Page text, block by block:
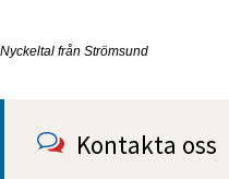
Nyckeltal från Strömsund
Kontakta oss